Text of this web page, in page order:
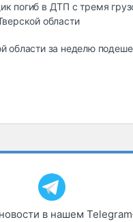
погиб в ДТП с тремя
области
области за неделю
в нашем